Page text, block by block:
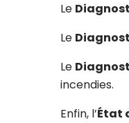
Le
Le
Le
incendies.
Enfin, l’État